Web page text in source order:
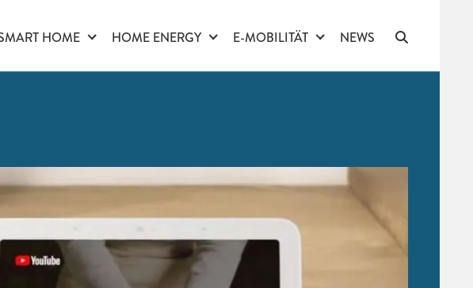
HOME HOME ENERGY E-MOBILITÄT NEWS